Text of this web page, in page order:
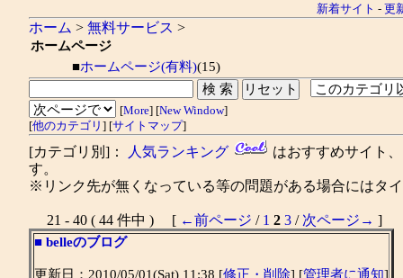
新着サイト - 更
ホーム > 無料サービス >
ホームページ
■ホームページ(有料)(15)
[More] [New Window]
[他のカテゴリ ] [サイトマップ]
[カテゴリ別]： 人気ランキング
はおすすめサイト
す。
※リンク先が無くなっている等の問題がある場合にはタ
21 - 40 ( 44 件中 ) [ ←前ページ / 1 2 3 / 次ページ→ ]
■ belleのブログ
更新日：2010/05/01(Sat) 11:38 [修正・削除] [管理者に通知]